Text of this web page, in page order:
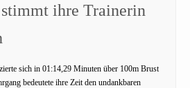
ihre Trainerin
sich in 01:14,29 Minuten über 100m Brust
bedeutete ihre Zeit den undankbaren